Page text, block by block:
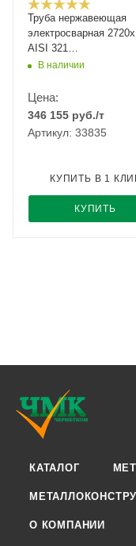
Труба нержавеющая
электросварная
AISI 321
12Х18Н10Т/08Х18Н10Т
В наличии
Цена:
346 155 руб./т
Артикул: 33835
КУПИТЬ
КУПИТЬ В 1
КАТАЛОГ
О КОМПАНИИ